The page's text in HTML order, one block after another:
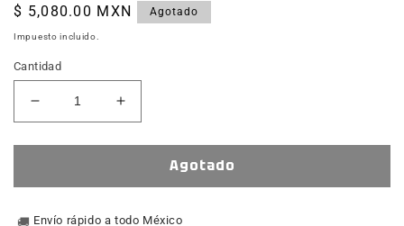
Precio
habitual
$ 5,080.00 MXN Agotado
Impuesto incluido.
Cantidad
Reducir
cantidad
para
Set:
34
Aumentar
cantidad
para
Service
Set:
34
Agotado
🚚 Envío rápido a todo México